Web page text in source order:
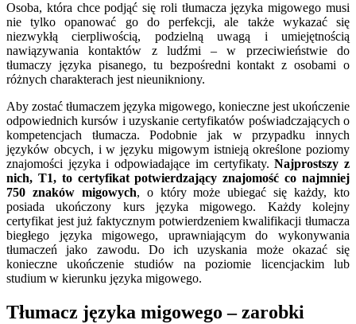
Osoba, która chce podjąć się roli tłumacza języka migowego musi
nie tylko opanować go do perfekcji, ale także wykazać się
niezwykłą cierpliwością, podzielną uwagą i umiejętnością
nawiązywania kontaktów z ludźmi – w przeciwieństwie do
tłumaczy języka pisanego, tu bezpośredni kontakt z osobami o
różnych charakterach jest nieunikniony.
Aby zostać tłumaczem języka migowego, konieczne jest ukończenie
odpowiednich kursów i uzyskanie certyfikatów poświadczających o
kompetencjach tłumacza. Podobnie jak w przypadku innych
języków obcych, i w języku migowym istnieją określone poziomy
znajomości języka i odpowiadające im certyfikaty.Najprostszy z
nich, T1, to certyfikat potwierdzający znajomość co najmniej
750 znaków migowych, o który może ubiegać się każdy, kto
posiada ukończony kurs języka migowego. Każdy kolejny
certyfikat jest już faktycznym potwierdzeniem kwalifikacji tłumacza
biegłego języka migowego, uprawniającym do wykonywania
tłumaczeń jako zawodu. Do ich uzyskania może okazać się
konieczne ukończenie studiów na poziomie licencjackim lub
studium w kierunku języka migowego.
Tłumacz języka migowego – zarobki